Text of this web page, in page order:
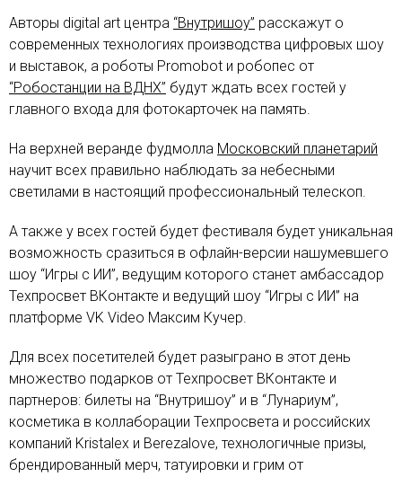
Авторы digital art центра “Внутришоу” расскажут о
современных технологиях производства цифровых шоу
и выставок, а роботы Promobot и робопес от
“Робостанции на ВДНХ” будут ждать всех гостей у
главного входа для фотокарточек на память.
На верхней веранде фудмолла Московский планетарий
научит всех правильно наблюдать за небесными
светилами в настоящий профессиональный телескоп.
А также у всех гостей будет фестиваля будет уникальная
возможность сразиться в офлайн-версии нашумевшего
шоу “Игры с ИИ”, ведущим которого станет амбассадор
Техпросвет ВКонтакте и ведущий шоу “Игры с ИИ” на
платформе VK Video Максим Кучер.
Для всех посетителей будет разыграно в этот день
множество подарков от Техпросвет ВКонтакте и
партнеров: билеты на “Внутришоу” и в “Лунариум”,
косметика в коллаборации Техпросвета и российских
компаний Kristalex и Berezalove, технологичные призы,
брендированный мерч, татуировки и грим от